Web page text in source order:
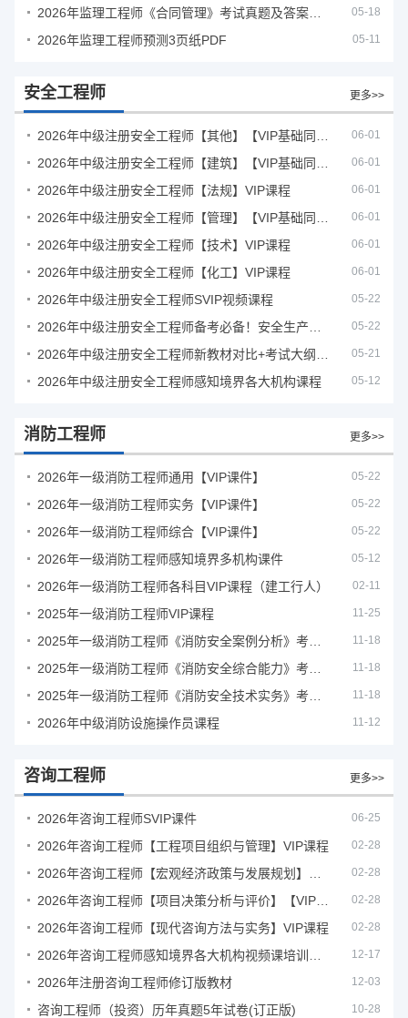
05-18
2026年监理工程师预测3页纸PDF 05-11
安全工程师 更多>>
06-01
06-01
2026年中级注册安全工程师【法规】VIP课程 06-01
06-01
2026年中级注册安全工程师【技术】VIP课程 06-01
2026年中级注册安全工程师【化工】VIP课程 06-01
2026年中级注册安全工程师SVIP视频课程 05-22
05-22
05-21
2026年中级注册安全工程师感知境界各大机构课程 05-12
消防工程师 更多>>
2026年一级消防工程师通用【VIP课件】 05-22
2026年一级消防工程师实务【VIP课件】 05-22
2026年一级消防工程师综合【VIP课件】 05-22
2026年一级消防工程师感知境界多机构课件 05-12
2026年一级消防工程师各科目VIP课程（建工行人） 02-11
2025年一级消防工程师VIP课程 11-25
11-18
11-18
11-18
2026年中级消防设施操作员课程 11-12
咨询工程师 更多>>
2026年咨询工程师SVIP课件 06-25
2026年咨询工程师【工程项目组织与管理】VIP课程 02-28
02-28
02-28
2026年咨询工程师【现代咨询方法与实务】VIP课程 02-28
12-17
2026年注册咨询工程师修订版教材 12-03
咨询工程师（投资）历年真题5年试卷(订正版) 10-28